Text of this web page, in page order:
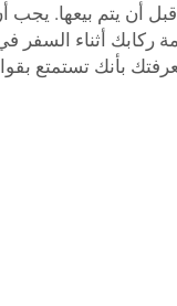
قبل أن يتم بيعها.
أثناء السفر
بأنك تستمتع